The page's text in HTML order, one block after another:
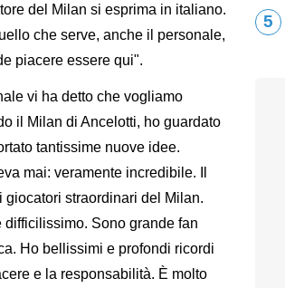
del Milan si esprima in italiano.
che serve, anche il personale,
piacere essere qui".
vi ha detto che vogliamo
il Milan di Ancelotti, ho guardato
tantissime nuove idee.
mai: veramente incredibile. Il
giocatori straordinari del Milan.
Sono grande fan
Ho bellissimi e profondi ricordi
e la responsabilità. È molto
5